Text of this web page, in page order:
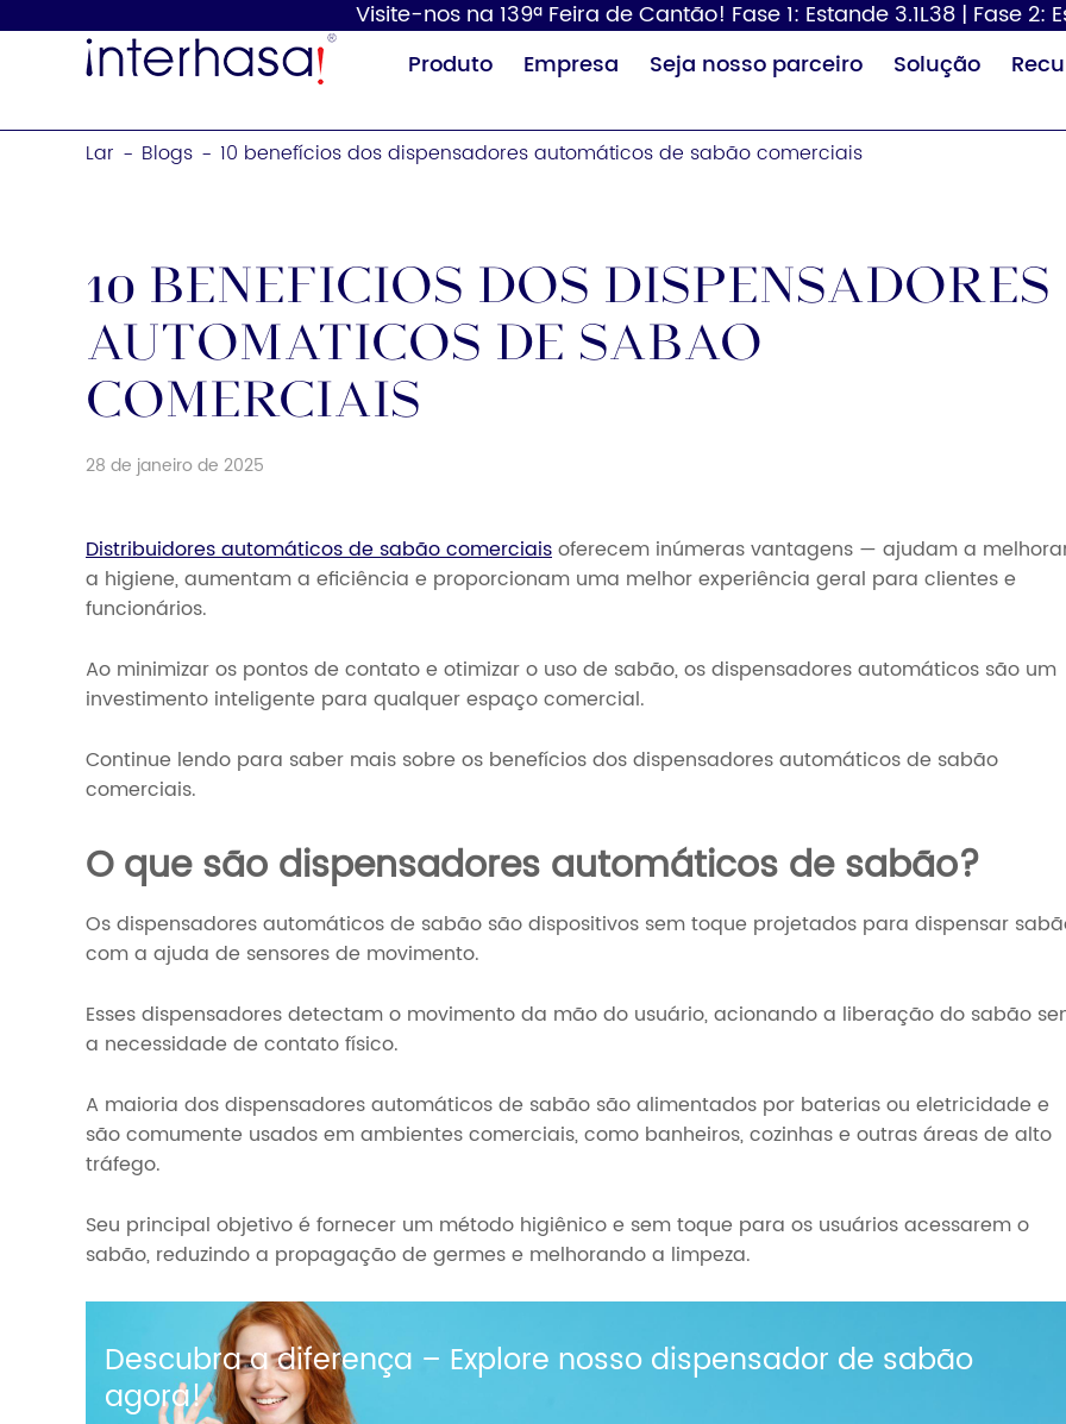
Visite-nos na 139ª Feira de Cantão! Fase 1: Estande 3.1L38 | Fase 2:
Produto
Secador de
mãos
Dispensador de
Dispensador de
Empresa Seja nosso parceiro Solução
Lar - Blogs - 10 benefícios dos dispensadores automáticos de sabão comerciais
10 benefícios dos dispensadores
automáticos de sabão
comerciais
28 de janeiro de 2025
Distribuidores automáticos de sabão comerciaisoferecem inúmeras vantagens — ajudam a
a higiene, aumentam a eficiência e proporcionam uma melhor experiência geral para clientes e
funcionários.
Ao minimizar os pontos de contato e otimizar o uso de sabão, os dispensadores automáticos são um
investimento inteligente para qualquer espaço comercial.
Continue lendo para saber mais sobre os benefícios dos dispensadores automáticos de sabão
comerciais.
O que são dispensadores automáticos de sabão?
Os dispensadores automáticos de sabão são dispositivos sem toque projetados para dispensar
com a ajuda de sensores de movimento.
Esses dispensadores detectam o movimento da mão do usuário, acionando a liberação do sabão
a necessidade de contato físico.
A maioria dos dispensadores automáticos de sabão são alimentados por baterias ou eletricidade e
são comumente usados em ambientes comerciais, como banheiros, cozinhas e outras áreas de alto
tráfego.
Seu principal objetivo é fornecer um método higiênico e sem toque para os usuários acessarem o
sabão, reduzindo a propagação de germes e melhorando a limpeza.
Descubra a diferença – Explore nosso dispensador de sabão
agora!